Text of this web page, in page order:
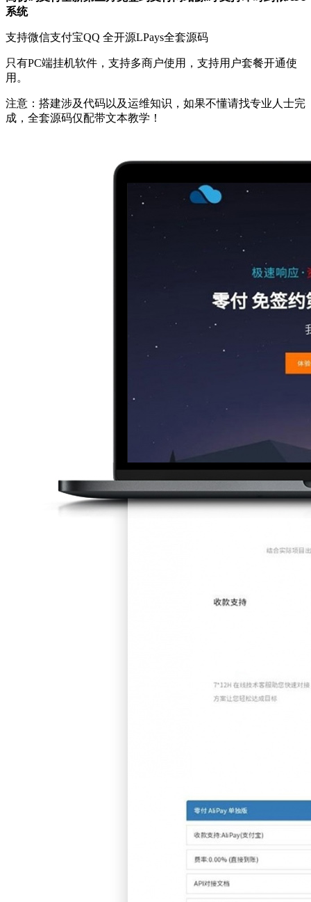
系统
支持微信支付宝QQ 全开源LPays全套源码
只有PC端挂机软件，支持多商户使用，支持用户套餐开通使
用。
注意：搭建涉及代码以及运维知识，如果不懂请找专业人士完
成，全套源码仅配带文本教学！